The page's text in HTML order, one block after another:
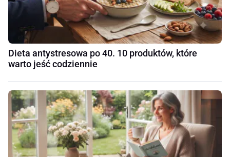
Dieta antystresowa po 40. 10 produktów, które
warto jeść codziennie